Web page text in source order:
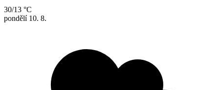
30/13 °C
pondělí 10. 8.